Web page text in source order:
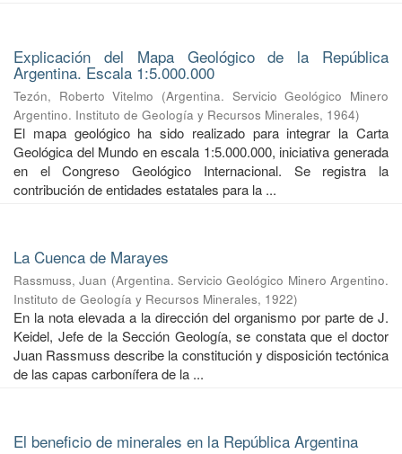
Explicación del Mapa Geológico de la República
Argentina. Escala 1:5.000.000
Tezón, Roberto Vitelmo (Argentina. Servicio Geológico Minero
Argentino. Instituto de Geología y Recursos Minerales, 1964)
El mapa geológico ha sido realizado para integrar la Carta
Geológica del Mundo en escala 1:5.000.000, iniciativa generada
en el Congreso Geológico Internacional. Se registra la
contribución de entidades estatales para la ...
La Cuenca de Marayes
Rassmuss, Juan (Argentina. Servicio Geológico Minero Argentino.
Instituto de Geología y Recursos Minerales, 1922)
En la nota elevada a la dirección del organismo por parte de J.
Keidel, Jefe de la Sección Geología, se constata que el doctor
Juan Rassmuss describe la constitución y disposición tectónica
de las capas carbonífera de la ...
El beneficio de minerales en la República Argentina